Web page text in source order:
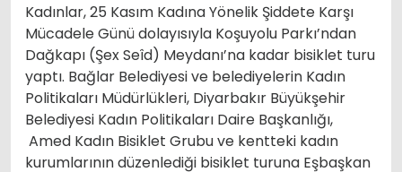
Kadınlar, 25 Kasım Kadına Yönelik Şiddete Karşı
Mücadele Günü dolayısıyla Koşuyolu Parkı’ndan
Dağkapı (Şex Seîd) Meydanı’na kadar bisiklet turu
yaptı. Bağlar Belediyesi ve belediyelerin Kadın
Politikaları Müdürlükleri, Diyarbakır Büyükşehir
Belediyesi Kadın Politikaları Daire Başkanlığı,
Amed Kadın Bisiklet Grubu ve kentteki kadın
kurumlarının düzenlediği bisiklet turuna Eşbaşkan